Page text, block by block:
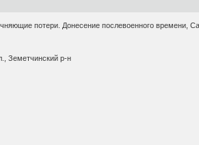
потери. Донесение послевоенного времени,
Земетчинский р-н